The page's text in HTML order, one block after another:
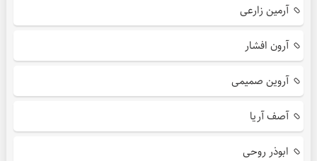
آرمین زارعی
آرون افشار
آروین صمیمی
آصف آریا
ابوذر روحی